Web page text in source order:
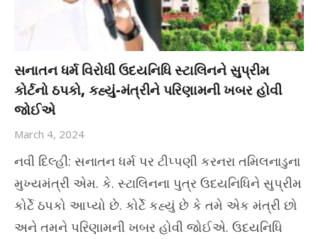
સનાતન ધર્મ વિરોધી ઉદયનિધિ સ્ટાલિનને સુપ્રીમ
કોર્ટનો ઠપકો, કહ્યું-મંત્રીને પરિણામની ખબર હોવી
જોઈએ
March 4, 2024
નવી દિલ્હી: સનાતન ધર્મ પર ટીપ્પણી કરનરા તમિલનાડુના
મુખ્યમંત્રી એમ. કે. સ્ટાલિનના પુત્ર ઉદયનિધિને સુપ્રીમ
કોર્ટે ઠપકો આપ્યો છે. કોર્ટે કહ્યું છે કે તમે એક મંત્રી છો
અને તમને પરિણામની ખબર હોવી જોઈએ. ઉદયનિધિ